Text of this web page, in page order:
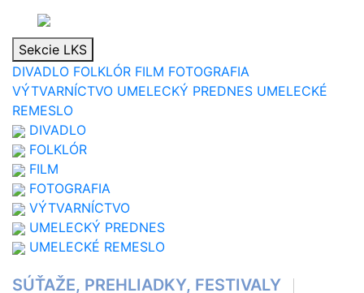
O
nás
Fotogaléria
Kontakt
Povinné
zverejňovanie
Sekcie LKS
DIVADLO FOLKLÓR FILM FOTOGRAFIA
VÝTVARNÍCTVO UMELECKÝ PREDNES UMELECKÉ
REMESLO
DIVADLO
FOLKLÓR
FILM
FOTOGRAFIA
VÝTVARNÍCTVO
UMELECKÝ PREDNES
UMELECKÉ REMESLO
SÚŤAŽE, PREHLIADKY, FESTIVALY